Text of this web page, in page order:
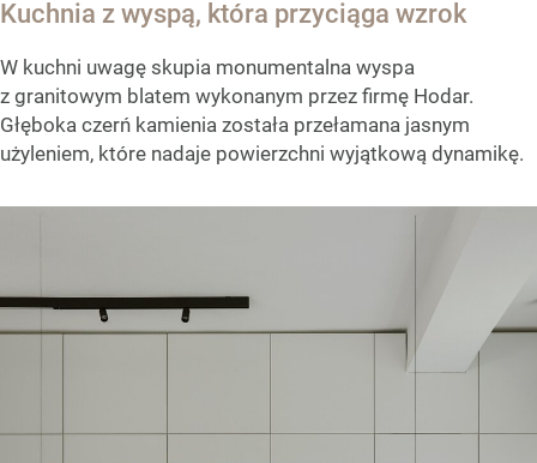
Kuchnia z wyspą, która przyciąga wzrok
W kuchni uwagę skupia monumentalna wyspa
z granitowym blatem wykonanym przez firmę Hodar.
Głęboka czerń kamienia została przełamana jasnym
użyleniem, które nadaje powierzchni wyjątkową dynamikę.